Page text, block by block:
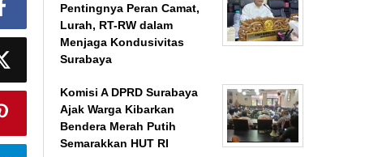
Pentingnya Peran Camat,
Lurah, RT-RW dalam
Menjaga Kondusivitas
Surabaya
Komisi A DPRD Surabaya
Ajak Warga Kibarkan
Bendera Merah Putih
Semarakkan HUT RI